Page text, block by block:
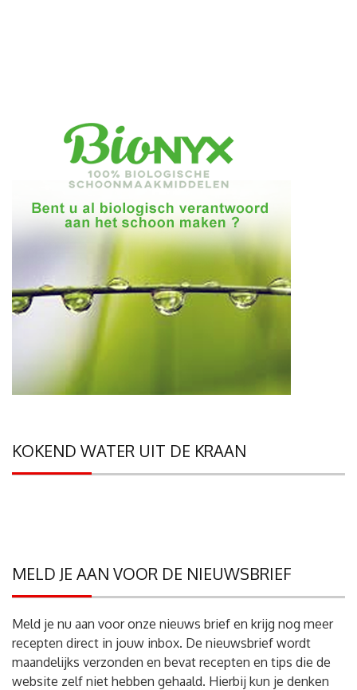
KOKEND WATER UIT DE KRAAN
MELD JE AAN VOOR DE NIEUWSBRIEF
Meld je nu aan voor onze nieuws brief en krijg nog meer
recepten direct in jouw inbox. De nieuwsbrief wordt
maandelijks verzonden en bevat recepten en tips die de
website zelf niet hebben gehaald. Hierbij kun je denken